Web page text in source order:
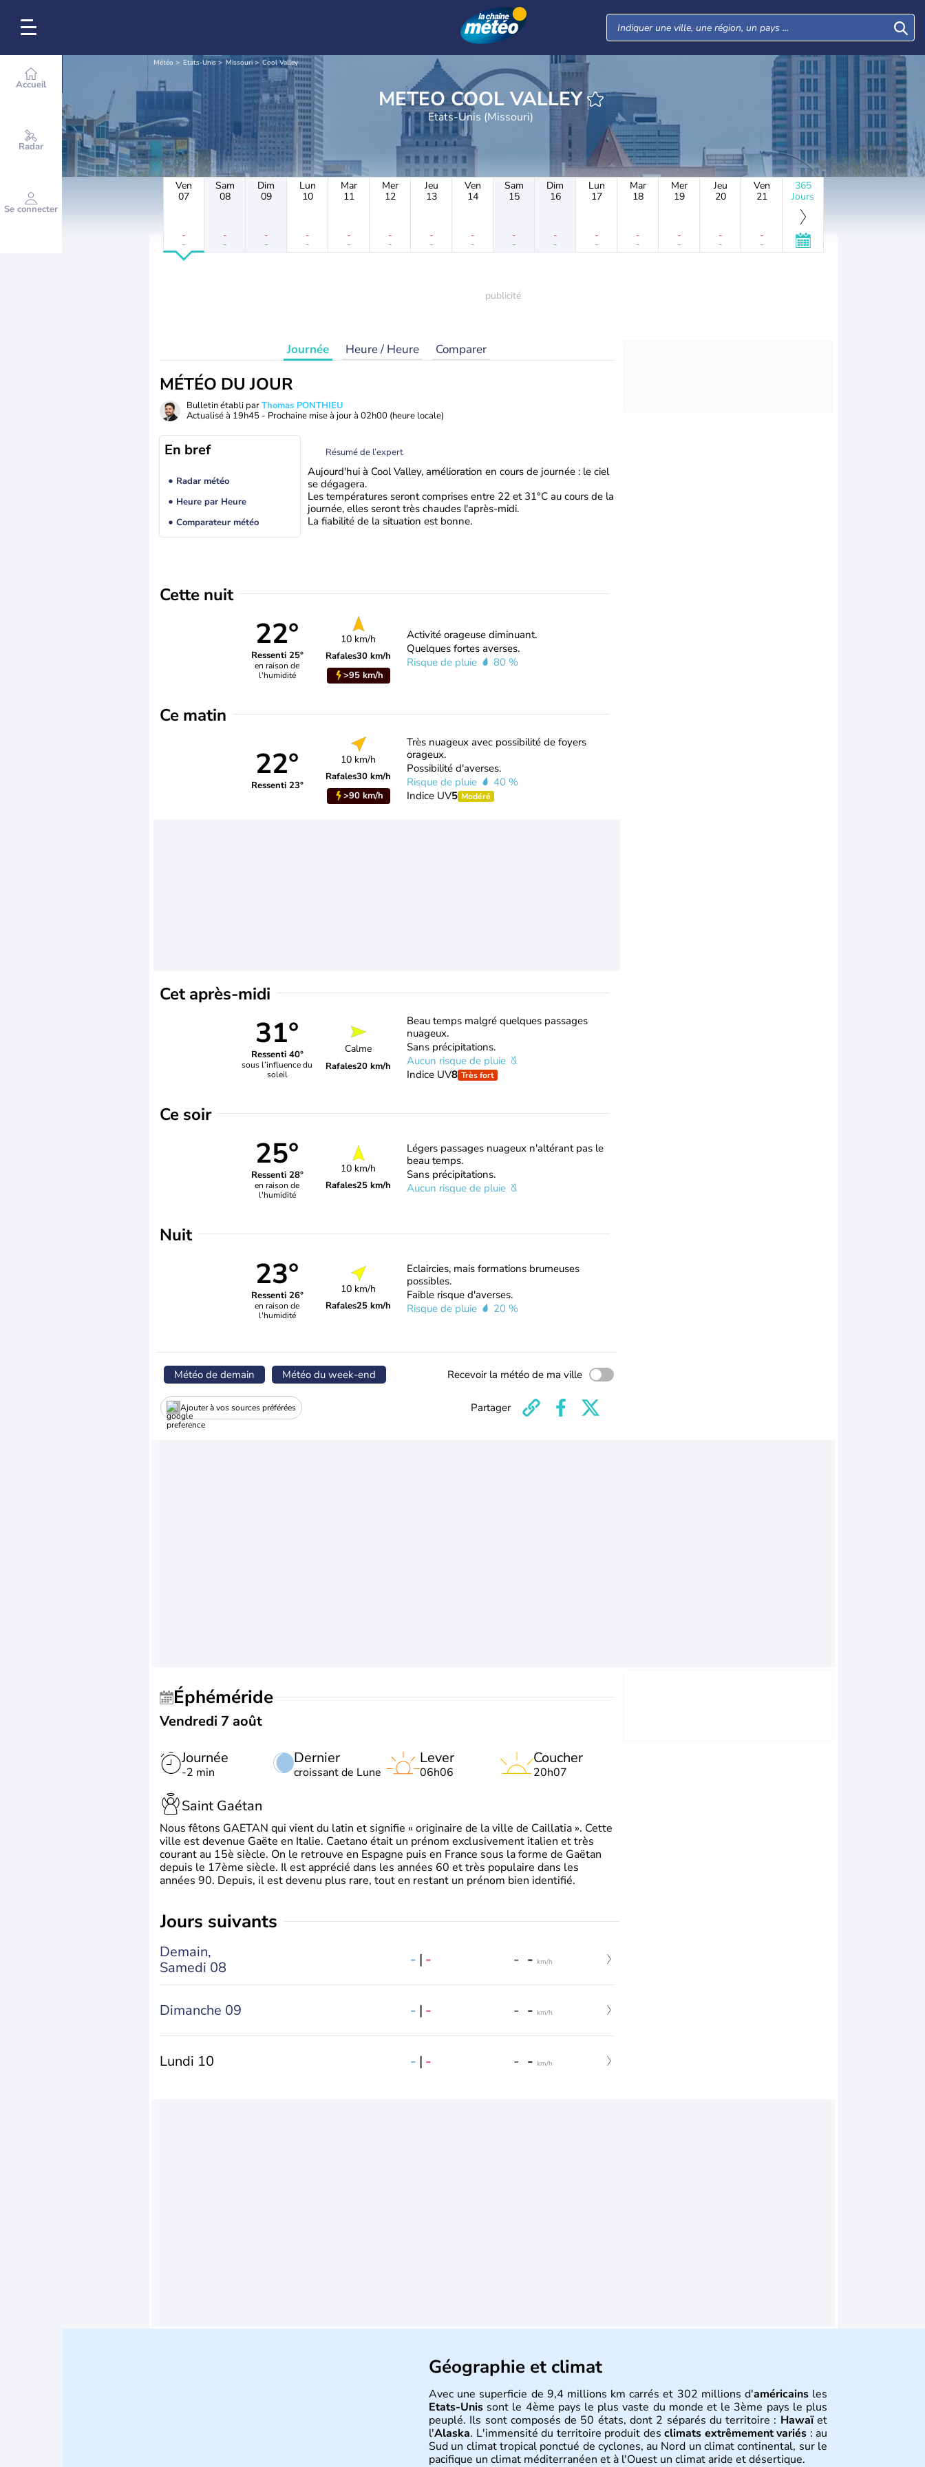
Accueil
Radar
Se connecter
Météo Etats-Unis Missouri Cool Valley
METEO COOL VALLEY
Etats-Unis (Missouri)
Ven
07
-
-
Sam
08
-
-
Dim
09
-
-
Lun
10
-
-
Mar
11
-
-
Mer
12
-
-
Jeu
13
-
-
Ven
14
-
-
Sam
15
-
-
Dim
16
-
-
Lun
17
-
-
Mar
18
-
-
Mer
19
-
-
Jeu
20
-
-
Ven
21
-
-
365
Jours
Journée Heure / Heure Comparer
MÉTÉO DU JOUR
Bulletin établi parThomas PONTHIEU
Actualisé à 19h45 - Prochaine mise à jour à 02h00 (heure locale)
En bref
Radar météo
Heure par Heure
Comparateur météo
Résumé de l’expert
Aujourd'hui à Cool Valley, amélioration en cours de journée : le ciel
se dégagera.
Les températures seront comprises entre 22 et 31°C au cours de la
journée, elles seront très chaudes l'après-midi.
La fiabilité de la situation est bonne.
Cette nuit
22°
Ressenti 25°
en raison de
l'humidité
10 km/h
Rafales30 km/h
>95 km/h
Activité orageuse diminuant.
Quelques fortes averses.
Risque de pluie
80 %
Ce matin
22°
Ressenti 23°
10 km/h
Rafales30 km/h
>90 km/h
Très nuageux avec possibilité de foyers
orageux.
Possibilité d'averses.
Risque de pluie
40 %
Indice UV5 Modéré
Cet après-midi
31°
Ressenti 40°
sous l’influence du
soleil
Calme
Rafales20 km/h
Beau temps malgré quelques passages
nuageux.
Sans précipitations.
Aucun risque de pluie
Indice UV8 Très fort
Ce soir
25°
Ressenti 28°
en raison de
l'humidité
10 km/h
Rafales25 km/h
Légers passages nuageux n'altérant pas le
beau temps.
Sans précipitations.
Aucun risque de pluie
Nuit
23°
Ressenti 26°
en raison de
l'humidité
10 km/h
Rafales25 km/h
Eclaircies, mais formations brumeuses
possibles.
Faible risque d'averses.
Risque de pluie
20 %
Météo de demain Météo du week-end Recevoir la météo de ma ville
Ajouter à vos sources préférées Partager
Éphéméride
Vendredi 7 août
Journée
-2 min
Dernier
croissant de Lune
Lever
06h06
Coucher
20h07
Saint Gaétan
Nous fêtons GAETAN qui vient du latin et signifie « originaire de la ville de Caillatia ». Cette
ville est devenue Gaëte en Italie. Caetano était un prénom exclusivement italien et très
courant au 15è siècle. On le retrouve en Espagne puis en France sous la forme de Gaëtan
depuis le 17ème siècle. Il est apprécié dans les années 60 et très populaire dans les
années 90. Depuis, il est devenu plus rare, tout en restant un prénom bien identifié.
jours suivants
Demain,
Samedi 08
- | - - - km/h
Dimanche 09 - | - - - km/h
Lundi 10 - | - - - km/h
Géographie et climat
Avec une superficie de 9,4 millions km carrés et 302 millions d'américainsles
Etats-Unis sont le 4ème pays le plus vaste du monde et le 3ème pays le plus
peuplé. Ils sont composés de 50 états, dont 2 séparés du territoire : Hawaïet
l'Alaska. L'immensité du territoire produit des climats extrêmement variés : au
Sud un climat tropical ponctué de cyclones, au Nord un climat continental, sur le
pacifique un climat méditerranéen et à l'Ouest un climat aride et désertique.